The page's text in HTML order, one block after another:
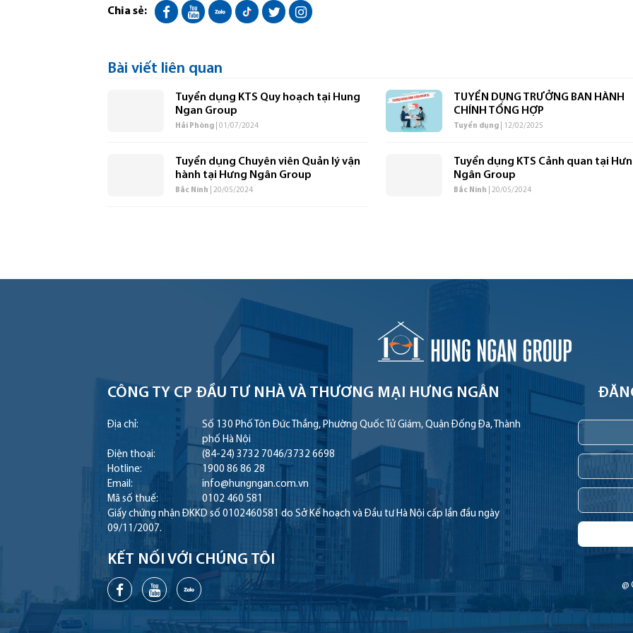
Chia sẻ:
Bài viết liên quan
Tuyển dụng KTS Quy hoạch tại Hung
Ngan Group
Hải Phòng | 01/07/2024
TUYỂN DỤNG TRƯỞNG BAN HÀNH
CHÍNH TỔNG HỢP
Tuyển dụng| 12/02/2025
Tuyển dụng Chuyên viên Quản lý vận
hành tại Hưng Ngân Group
Bắc Ninh | 20/05/2024
Tuyển dụng KTS Cảnh quan tại
Ngân Group
Bắc Ninh | 20/05/2024
CÔNG TY CP ĐẦU TƯ NHÀVÀ THƯƠNG MẠI HƯNG NGÂN
Địa chỉ:
Số 130 Phố Tôn Đức Thắng, Phường Quốc Tử Giám, Quận Đống Đa, Thành
phố Hà Nội
Điện thoại:
(84-24) 3732 7046/3732 6698
Hotline:
1900 86 86 28
Email:
info@hungngan.com.vn
Mã số thuế:
0102 460 581
Giấy chứng nhận ĐKKD số 0102460581 do Sở Kế hoạch và Đầu tư Hà Nội cấp lần đầu ngày
09/11/2007.
KẾT NỐI VỚI CHÚNG TÔI
@